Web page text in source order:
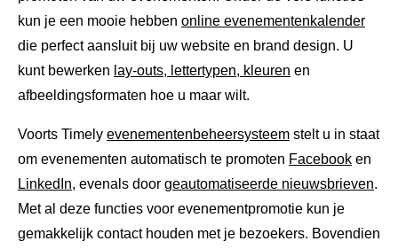
kun je een mooie hebben online evenementenkalender
die perfect aansluit bij uw website en brand design. U
kunt bewerken lay-outs, lettertypen, kleuren en
afbeeldingsformaten hoe u maar wilt.
Voorts Timely evenementenbeheersysteem stelt u in staat
om evenementen automatisch te promoten Facebook en
LinkedIn, evenals door geautomatiseerde nieuwsbrieven.
Met al deze functies voor evenementpromotie kun je
gemakkelijk contact houden met je bezoekers. Bovendien